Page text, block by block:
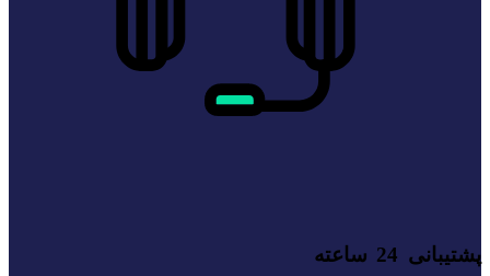
پشتیبانی 24 ساعته